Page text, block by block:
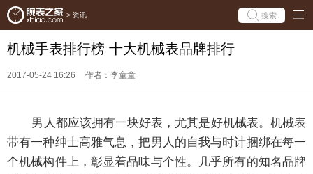
> 资讯 搜索
机械手表排行榜 十大机械表品牌排行
2017-05-24 16:26 作者：李童童
男人都应该拥有一块好表，尤其是好机械表。机械表
带有一种绅士高雅气息，把男人的自我与时计捆绑在每一
个机械构件上，彰显着品味与个性。几乎所有的知名品牌